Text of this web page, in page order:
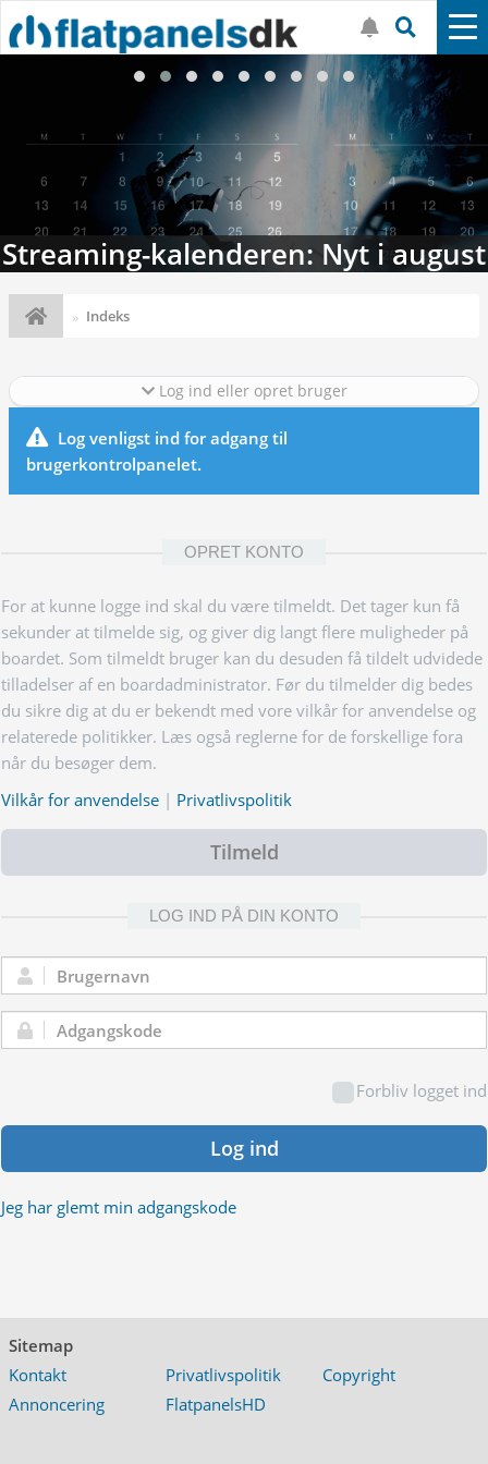
Streaming-kalenderen: Nyt i august
Indeks
Log ind eller opret bruger
Log venligst ind for adgang til
brugerkontrolpanelet.
OPRET KONTO
For at kunne logge ind skal du være tilmeldt. Det tager kun få
sekunder at tilmelde sig, og giver dig langt flere muligheder på
boardet. Som tilmeldt bruger kan du desuden få tildelt udvidede
tilladelser af en boardadministrator. Før du tilmelder dig bedes
du sikre dig at du er bekendt med vore vilkår for anvendelse og
relaterede politikker. Læs også reglerne for de forskellige fora
når du besøger dem.
Vilkår for anvendelse | Privatlivspolitik
Tilmeld
LOG IND PÅ DIN KONTO
Brugernavn:
Adgangskode:
Forbliv logget ind
Log ind
Jeg har glemt min adgangskode
Sitemap
Kontakt
Privatlivspolitik
Copyright
Annoncering
FlatpanelsHD